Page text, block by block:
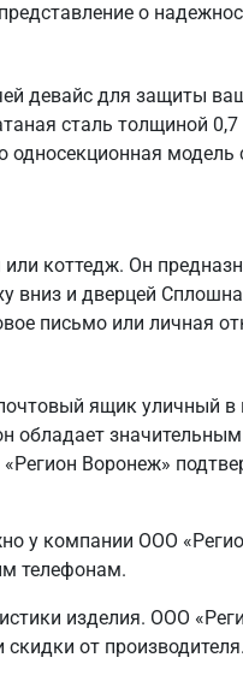
о
девайс для защиты
сталь толщиной
односекционная модель
коттедж. Он
вниз и дверцей
письмо или личная
ящик уличный
обладает
Воронеж»
у компании ООО
телефонам.
изделия. ООО
от